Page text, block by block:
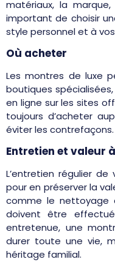
matériaux, la
important de choisir
style personnel et à
Où acheter
Les montres de luxe
boutiques
en ligne sur les sites
toujours d’acheter
éviter les contrefaçons.
Entretien et valeur
L’entretien régulier
pour en préserver la
comme le nettoyage
doivent être
entretenue, une
durer toute une vie,
héritage familial.